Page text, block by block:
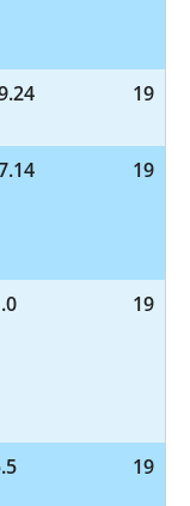
19
19
19
19